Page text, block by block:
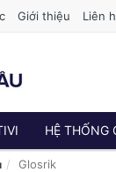
Giới thiệu Liên
HỆ THỐNG
Glosrik